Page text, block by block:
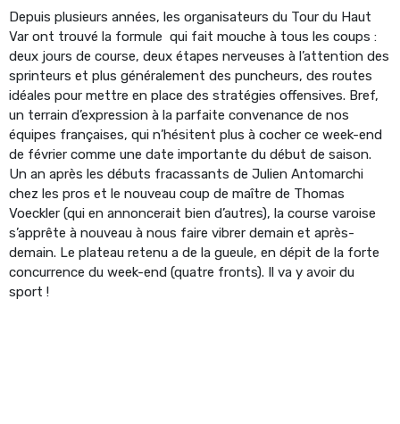
Depuis plusieurs années, les organisateurs du Tour du Haut
Var ont trouvé la formule qui fait mouche à tous les coups :
deux jours de course, deux étapes nerveuses à l’attention des
sprinteurs et plus généralement des puncheurs, des routes
idéales pour mettre en place des stratégies offensives. Bref,
un terrain d’expression à la parfaite convenance de nos
équipes françaises, qui n’hésitent plus à cocher ce week-end
de février comme une date importante du début de saison.
Un an après les débuts fracassants de Julien Antomarchi
chez les pros et le nouveau coup de maître de Thomas
Voeckler (qui en annoncerait bien d’autres), la course varoise
s’apprête à nouveau à nous faire vibrer demain et après-
demain. Le plateau retenu a de la gueule, en dépit de la forte
concurrence du week-end (quatre fronts). Il va y avoir du
sport !